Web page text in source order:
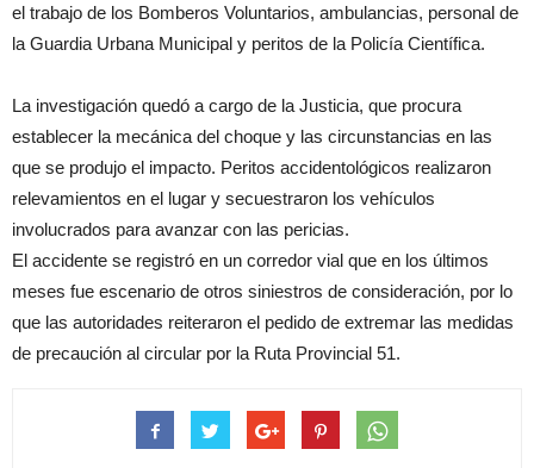
el trabajo de los Bomberos Voluntarios, ambulancias, personal de
la Guardia Urbana Municipal y peritos de la Policía Científica.
La investigación quedó a cargo de la Justicia, que procura
establecer la mecánica del choque y las circunstancias en las
que se produjo el impacto. Peritos accidentológicos realizaron
relevamientos en el lugar y secuestraron los vehículos
involucrados para avanzar con las pericias.
El accidente se registró en un corredor vial que en los últimos
meses fue escenario de otros siniestros de consideración, por lo
que las autoridades reiteraron el pedido de extremar las medidas
de precaución al circular por la Ruta Provincial 51.